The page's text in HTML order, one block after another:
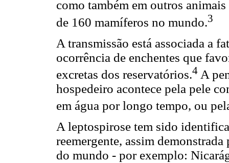
como também em outros
de 160 mamíferos no mundo.3
A transmissão está associada a
ocorrência de enchentes que
excretas dos reservatórios.4 A
hospedeiro acontece pela pele
em água por longo tempo, ou
A leptospirose tem sido
reemergente, assim
do mundo - por exemplo: